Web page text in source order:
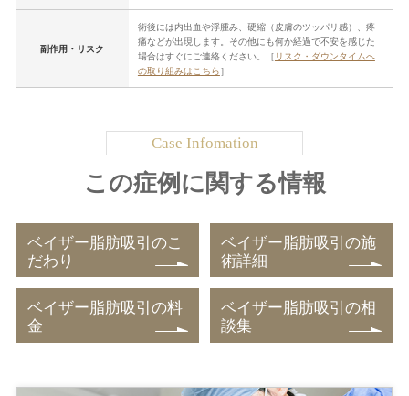
副作用・リスク
術後には内出血や浮腫み、硬縮（皮膚のツッパリ感）、疼
痛などが出現します。その他にも何か経過で不安を感じた
場合はすぐにご連絡ください。［ リスク・ダウンタイムへ
の取り組みはこちら］
この症例に関する情報
ベイザー脂肪吸引のこ
だわり
ベイザー脂肪吸引の施
術詳細
ベイザー脂肪吸引の料
金
ベイザー脂肪吸引の相
談集